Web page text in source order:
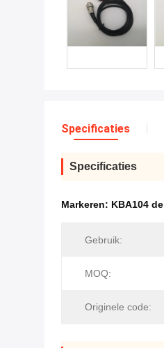
Specificaties
Specificaties
Markeren: KBA104
Gebruik:
MOQ:
Originele code: